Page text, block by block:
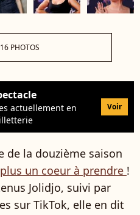
PHOTOS
actuellement en
Voir
de la douzième saison
un coeur à prendre !
Jolidjo, suivi par
sur TikTok, elle en dit